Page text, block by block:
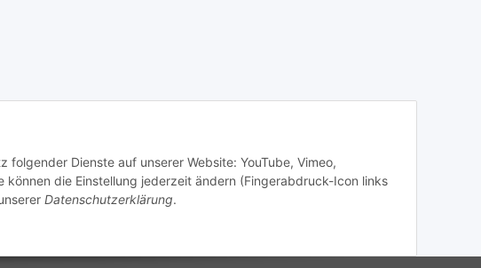
folgender Dienste auf unserer Website: YouTube, Vimeo,
können die Einstellung jederzeit ändern (Fingerabdruck-Icon links
Datenschutzerklärung.